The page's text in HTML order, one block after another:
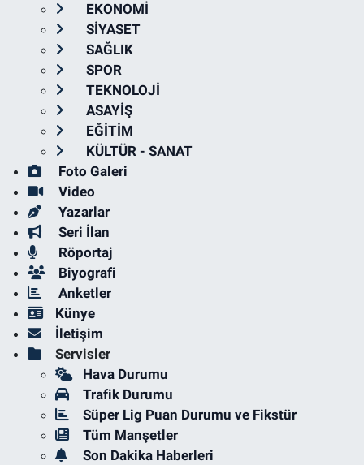
EKONOMİ
SİYASET
SAĞLIK
SPOR
TEKNOLOJİ
ASAYİŞ
EĞİTİM
KÜLTÜR - SANAT
Foto Galeri
Video
Yazarlar
Seri İlan
Röportaj
Biyografi
Anketler
Künye
İletişim
Servisler
Hava Durumu
Trafik Durumu
Süper Lig Puan Durumu ve Fikstür
Tüm Manşetler
Son Dakika Haberleri